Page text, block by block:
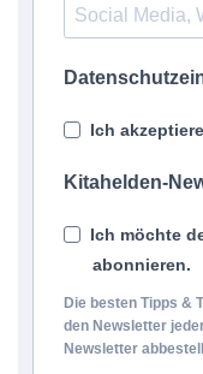
Ich
Kitahelden-
Ich möchte
abonnieren.
Die besten Tipps &
den Newsletter
Newsletter